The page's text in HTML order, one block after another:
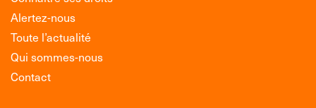
Alertez-nous
Toute l’actualité
Qui sommes-nous
Contact